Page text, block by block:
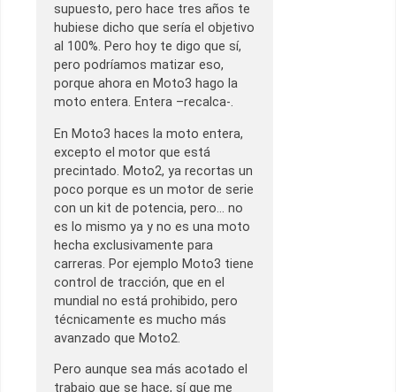
supuesto, pero hace tres años te
hubiese dicho que sería el objetivo
al 100%. Pero hoy te digo que sí,
pero podríamos matizar eso,
porque ahora en Moto3 hago la
moto entera. Entera –recalca-.
En Moto3 haces la moto entera,
excepto el motor que está
precintado. Moto2, ya recortas un
poco porque es un motor de serie
con un kit de potencia, pero… no
es lo mismo ya y no es una moto
hecha exclusivamente para
carreras. Por ejemplo Moto3 tiene
control de tracción, que en el
mundial no está prohibido, pero
técnicamente es mucho más
avanzado que Moto2.
Pero aunque sea más acotado el
trabajo que se hace, sí que me